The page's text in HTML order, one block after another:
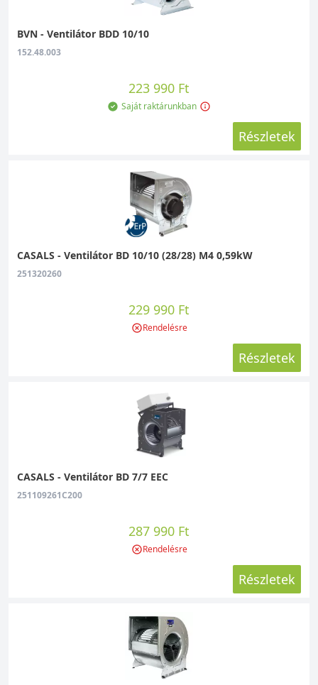
BVN - Ventilátor BDD 10/10
152.48.003
223 990 Ft
Saját raktárunkban
Részletek
CASALS - Ventilátor BD 10/10 (28/28) M4 0,59kW
251320260
229 990 Ft
Rendelésre
Részletek
CASALS - Ventilátor BD 7/7 EEC
251109261C200
287 990 Ft
Rendelésre
Részletek